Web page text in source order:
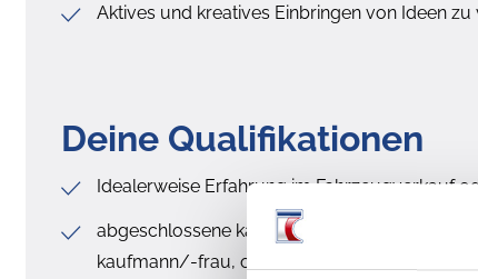
Aktives und kreatives Einbringen von Ideen
Deine Qualifikationen
Idealerweise Erfahrung im Fahrzeugverkauf
abgeschlossene kaufmännische
kaufmann/-frau, o.ä.) ist zwingend erforderlich